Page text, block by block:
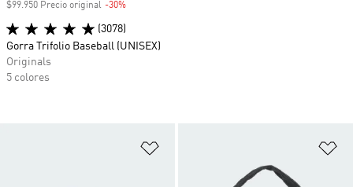
$99.950 Precio original -30%
(3078)
Gorra Trifolio Baseball (UNISEX)
Originals
5 colores